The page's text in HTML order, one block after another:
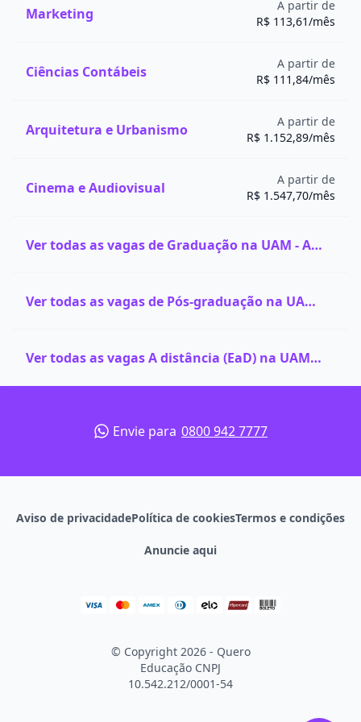
Marketing
A partir de
R$ 113,61/mês
Ciências Contábeis
A partir de
R$ 111,84/mês
Arquitetura e Urbanismo
A partir de
R$ 1.152,89/mês
Cinema e Audiovisual
A partir de
R$ 1.547,70/mês
Ver todas as vagas de Graduação na UAM - Anhembi Morumbi
Ver todas as vagas de Pós-graduação na UAM - Anhembi Morumbi
Ver todas as vagas A distância (EaD) na UAM - Anhembi Morumbi
Envie para 0800 942 7777
Aviso de privacidadePolítica de cookiesTermos e condições
Anuncie aqui
© Copyright 2026 - Quero
Educação CNPJ
10.542.212/0001-54